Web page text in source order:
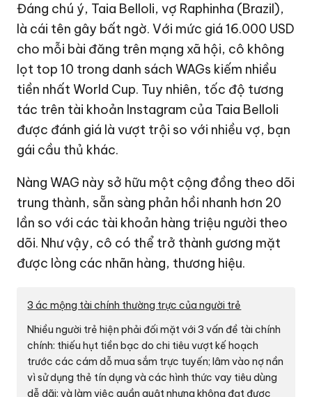
Đáng chú ý, Taia Belloli, vợ Raphinha (Brazil),
là cái tên gây bất ngờ. Với mức giá16.000 USD
cho mỗi bài đăng trên mạng xã hội, cô không
lọt top 10 trong danh sách WAGs kiếm nhiều
tiền nhất World Cup. Tuy nhiên, tốc độ tương
tác trên tài khoản Instagram của Taia Belloli
được đánh giá là vượt trội so với nhiều vợ, bạn
gái cầu thủ khác.
Nàng WAG này sở hữu một cộng đồng theo dõi
trung thành, sẵn sàng phản hồi nhanh hơn 20
lần so với các tài khoản hàng triệu người theo
dõi. Như vậy, cô có thể trở thành gương mặt
được lòng các nhãn hàng, thương hiệu.
3 ác mộng tài chính thường trực của người trẻ
Nhiều người trẻ hiện phải đối mặt với 3 vấn đề tài chính
chính: thiếu hụt tiền bạc do chi tiêu vượt kế hoạch
trước các cám dỗ mua sắm trực tuyến; lâm vào nợ nần
vì sử dụng thẻ tín dụng và các hình thức vay tiêu dùng
dễ dãi; và làm việc quần quật nhưng không đạt được